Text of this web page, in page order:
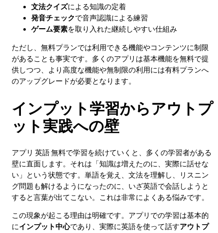
文法クイズによる知識の定着
発音チェックで音声認識による練習
ゲーム要素を取り入れた継続しやすい仕組み
ただし、無料プランでは利用できる機能やコンテンツに制限
があることも事実です。多くのアプリは基本機能を無料で提
供しつつ、より高度な機能や無制限の利用には有料プランへ
のアップグレードが必要となります。
インプット学習からアウトプ
ット実践への壁
アプリ 英語 無料で学習を続けていくと、多くの学習者がある
壁に直面します。それは「知識は増えたのに、実際に話せな
い」という状態です。単語を覚え、文法を理解し、リスニン
グ問題も解けるようになったのに、いざ英語で会話しようと
すると言葉が出てこない。これは非常によくある悩みです。
この現象が起こる理由は明確です。アプリでの学習は基本的
にインプット中心であり、実際に英語を使って話すアウトプ